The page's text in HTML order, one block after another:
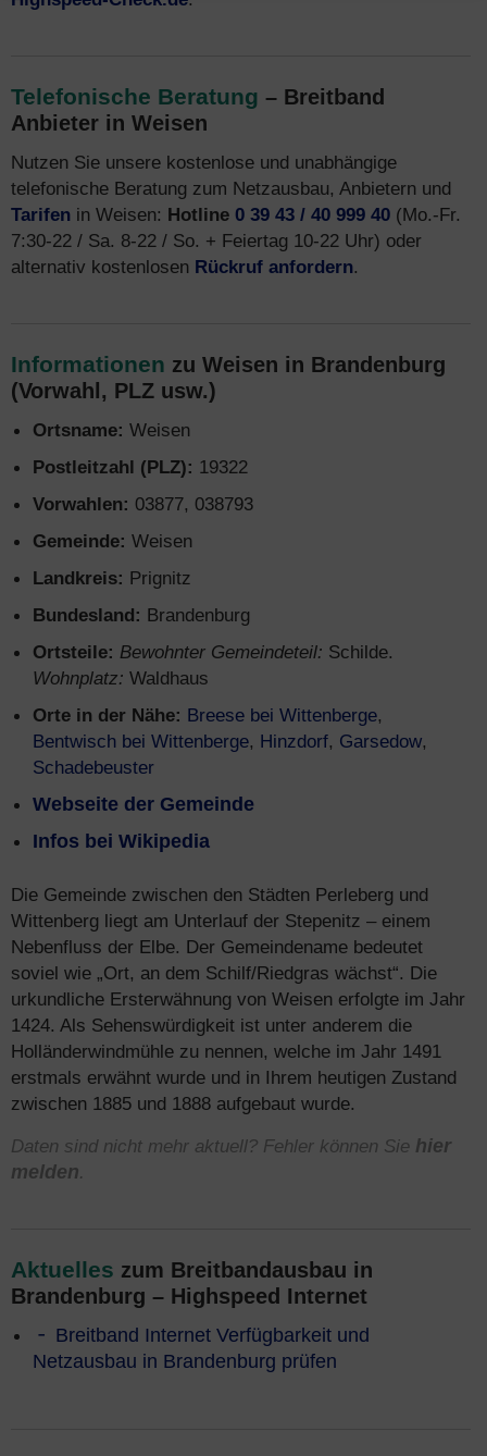
Telefonische Beratung – Breitband
Anbieter in Weisen
Nutzen Sie unsere kostenlose und unabhängige
telefonische Beratung zum Netzausbau, Anbietern und
Tarifen in Weisen: Hotline 0 39 43 / 40 999 40 (Mo.-Fr.
7:30-22 / Sa. 8-22 / So. + Feiertag 10-22 Uhr) oder
alternativ kostenlosen Rückruf anfordern.
Informationen zu Weisen in Brandenburg
(Vorwahl, PLZ usw.)
Ortsname: Weisen
Postleitzahl (PLZ): 19322
Vorwahlen: 03877, 038793
Gemeinde: Weisen
Landkreis: Prignitz
Bundesland: Brandenburg
Ortsteile: Bewohnter Gemeindeteil: Schilde.
Wohnplatz: Waldhaus
Orte in der Nähe: Breese bei Wittenberge,
Bentwisch bei Wittenberge, Hinzdorf, Garsedow,
Schadebeuster
Webseite der Gemeinde
Infos bei Wikipedia
Die Gemeinde zwischen den Städten Perleberg und
Wittenberg liegt am Unterlauf der Stepenitz – einem
Nebenfluss der Elbe. Der Gemeindename bedeutet
soviel wie „Ort, an dem Schilf/Riedgras wächst“. Die
urkundliche Ersterwähnung von Weisen erfolgte im Jahr
1424. Als Sehenswürdigkeit ist unter anderem die
Holländerwindmühle zu nennen, welche im Jahr 1491
erstmals erwähnt wurde und in Ihrem heutigen Zustand
zwischen 1885 und 1888 aufgebaut wurde.
Daten sind nicht mehr aktuell? Fehler können Sie hier
melden.
Aktuelles zum Breitbandausbau in
Brandenburg – Highspeed Internet
Breitband Internet Verfügbarkeit und
Netzausbau in Brandenburg prüfen